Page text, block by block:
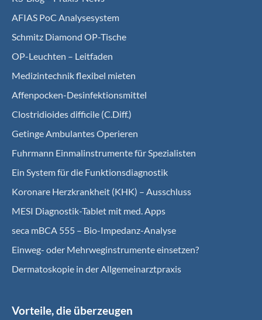
AFIAS PoC Analysesystem
Schmitz Diamond OP-Tische
OP-Leuchten – Leitfaden
Medizintechnik flexibel mieten
Affenpocken-Desinfektionsmittel
Clostridioides difficile (C.Diff.)
Getinge Ambulantes Operieren
Fuhrmann Einmalinstrumente für Spezialisten
Ein System für die Funktionsdiagnostik
Koro­nare Herz­krank­heit (KHK) – Ausschluss
MESI Diagnostik-Tablet mit med. Apps
seca mBCA 555 – Bio-Impedanz-Analyse
Einweg- oder Mehrweginstrumente einsetzen?
Dermatoskopie in der Allgemeinarztpraxis
Vorteile, die überzeugen